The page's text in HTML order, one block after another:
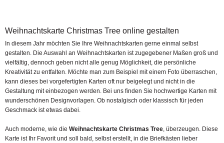
Weihnachtskarte Christmas Tree online gestalten
In diesem Jahr möchten Sie Ihre Weihnachtskarten gerne einmal selbst
gestalten. Die Auswahl an Weihnachtskarten ist zugegebener Maßen groß und
vielfältig, dennoch geben nicht alle genug Möglichkeit, die persönliche
Kreativität zu entfalten. Möchte man zum Beispiel mit einem Foto überraschen,
kann dieses bei vorgefertigten Karten oft nur beigelegt und nicht in die
Gestaltung mit einbezogen werden. Bei uns finden Sie hochwertige Karten mit
wunderschönen Designvorlagen. Ob nostalgisch oder klassisch für jeden
Geschmack ist etwas dabei.
Auch moderne, wie die Weihnachtskarte Christmas Tree, überzeugen. Diese
Karte ist Ihr Favorit und soll bald, selbst erstellt, in die Briefkästen lieber